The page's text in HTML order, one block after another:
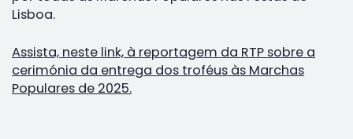
Lisboa.
Assista, neste link, à reportagem da RTP sobre a
cerimónia da entrega dos troféus às Marchas
Populares de 2025.